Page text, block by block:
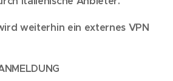
weiterhin ein externes VPN